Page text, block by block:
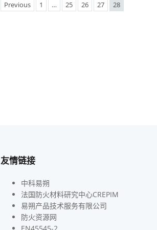
Previous 1 … 25 26 27 28
友情链接
中科易朔
法国防火材料研究中心CREPIM
易朔产品技术服务有限公司
防火资源网